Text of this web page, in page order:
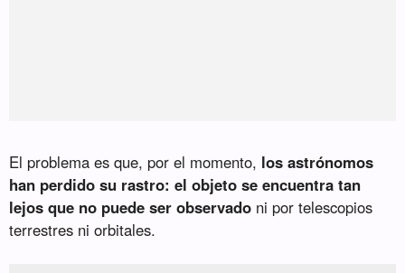
El problema es que, por el momento, los astrónomos
han perdido su rastro: el objeto se encuentra tan
lejos que no puede ser observado ni por telescopios
terrestres ni orbitales.